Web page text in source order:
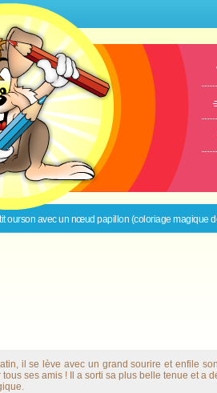
ourson avec un nœud papillon (coloriage magique
il se lève avec un grand sourire et enfile
ses amis ! Il a sorti sa plus belle tenue et a